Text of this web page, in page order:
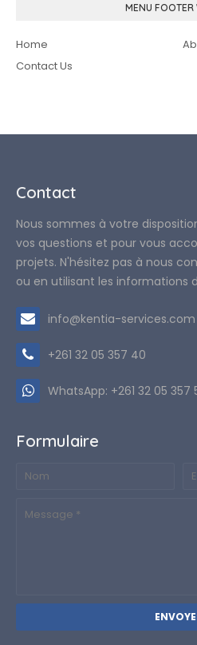
MENU FOOTER
Home
Contact Us
Contact
Nous sommes à votre
vos questions et pour vous
projets. N'hésitez pas à nous
ou en utilisant les informations
info@kentia-services.com
+261 32 05 357 40
WhatsApp: +261 32 05 357
Formulaire